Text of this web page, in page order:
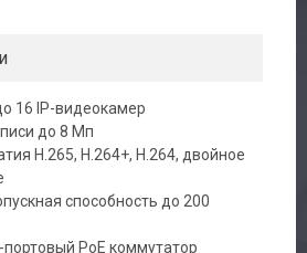
16 IP-видеокамер
до 8 Мп
H.265, H.264+, H.264, двойное
способность до 200
PoE коммутатор